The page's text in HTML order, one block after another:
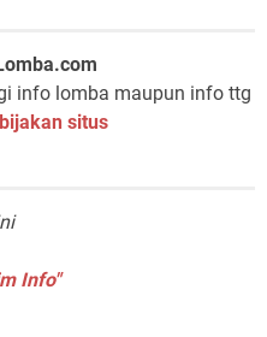
info lomba maupun info ttg
situs
Info"